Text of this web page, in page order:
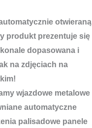
otwieraną
produkt prezentuje się
dopasowana i
na zdjęciach na